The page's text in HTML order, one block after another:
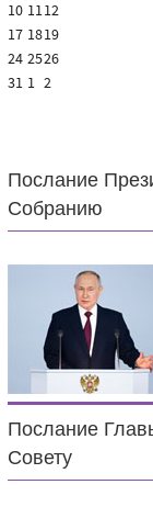
10 1112
17 1819
24 2526
31 1 2
Послание
Собранию
Послание
Совету